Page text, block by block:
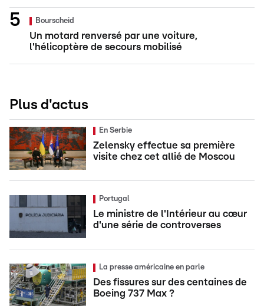
Bourscheid
Un motard renversé par une voiture,
l'hélicoptère de secours mobilisé
Plus d'actus
En Serbie
Zelensky effectue sa première
visite chez cet allié de Moscou
Portugal
Le ministre de l'Intérieur au cœur
d'une série de controverses
La presse américaine en parle
Des fissures sur des centaines de
Boeing 737 Max ?